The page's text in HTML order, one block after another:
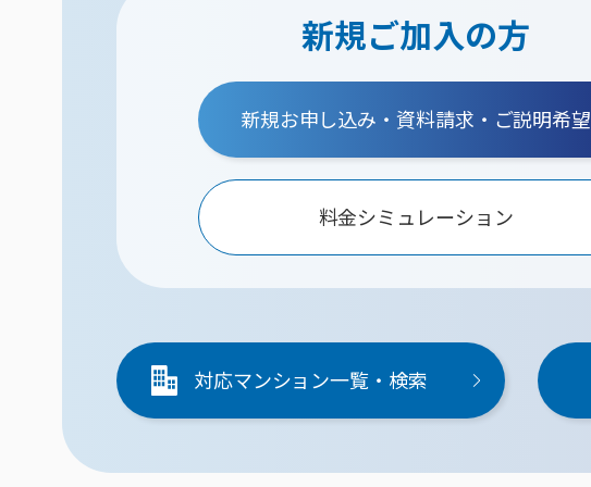
新規ご加入の方
新規お申し込み・資料請求・ご説明希望
料金シミュレーション
対応マンション一覧・検索